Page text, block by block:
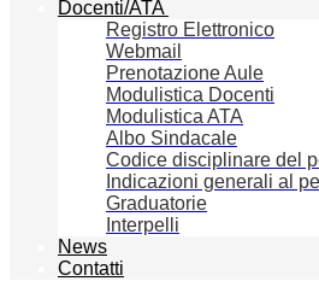
Docenti/ATA
Registro Elettronico
Webmail
Prenotazione Aule
Modulistica Docenti
Modulistica ATA
Albo Sindacale
Codice disciplinare del
Indicazioni generali al
Graduatorie
Interpelli
News
Contatti